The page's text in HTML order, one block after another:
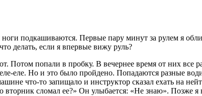
подкашиваются. Первые пару минут за рулем я
делать, если я впервые вижу руль?
Потом попали в пробку. В вечернее время от них все
еле. Но и это было пройдено. Попадаются разные
что-то запищало и инструктор сказал ехать на
вторник сломал ее?» Он улыбается: «Не знаю». Позже